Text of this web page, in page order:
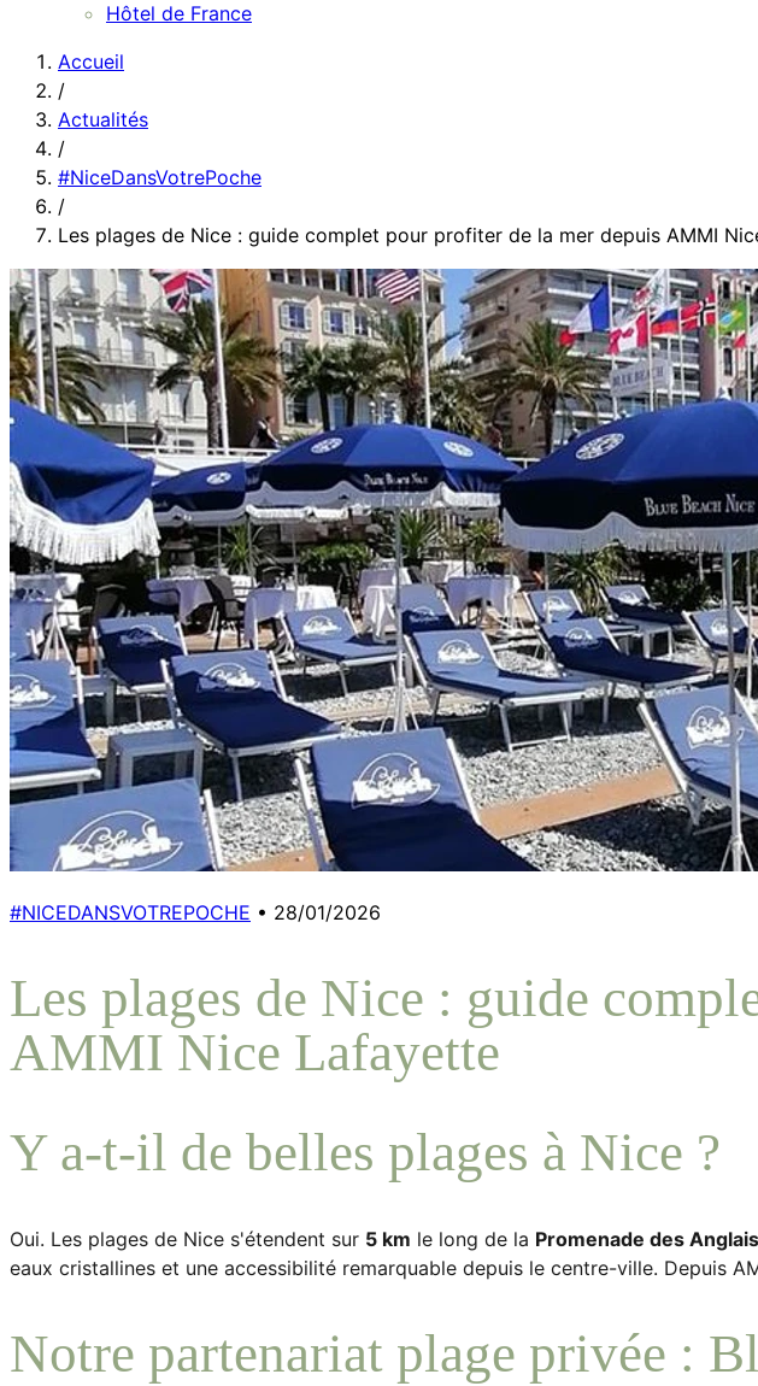
Hôtel de France
Accueil
/
Actualités
/
#NiceDansVotrePoche
/
Les plages de Nice : guide complet pour profiter de la mer depuis AMMI
#NICEDANSVOTREPOCHE • 28/01/2026
Les plages de Nice : guide
AMMI Nice Lafayette
Y a-t-il de belles plages à Nice ?
Oui. Les plages de Nice s'étendent sur 5 km le long de la Promenade des Anglais
eaux cristallines et une accessibilité remarquable depuis le centre-ville. Depuis
Notre partenariat plage privée :